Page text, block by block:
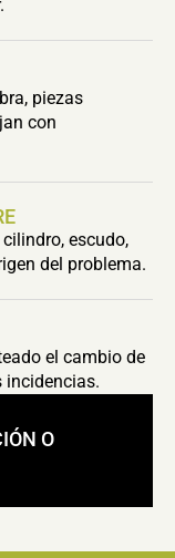
piezas
con
escudo,
del problema.
el cambio de
incidencias.
O